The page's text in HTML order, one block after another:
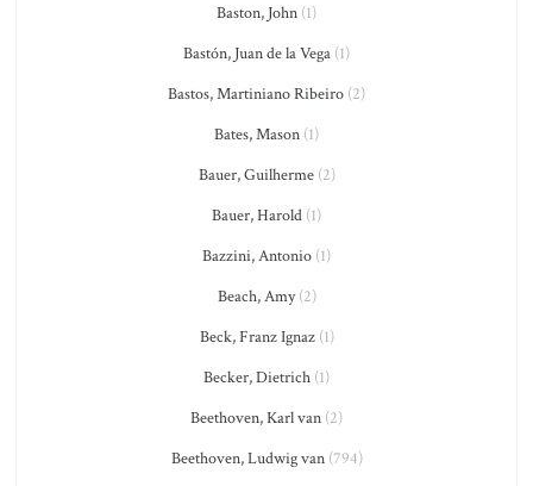
Baston, John (1)
Bastón, Juan de la Vega (1)
Bastos, Martiniano Ribeiro (2)
Bates, Mason (1)
Bauer, Guilherme(2)
Bauer, Harold (1)
Bazzini, Antonio (1)
Beach, Amy(2)
Beck, Franz Ignaz(1)
Becker, Dietrich (1)
Beethoven, Karl van (2)
Beethoven, Ludwig van(794)